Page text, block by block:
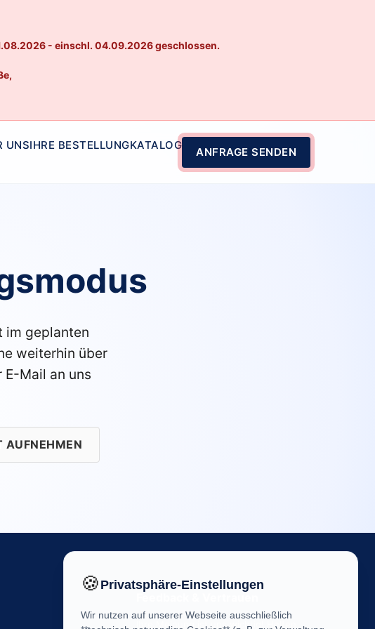
- einschl. 04.09.2026 geschlossen.
UNSIHRE BESTELLUNGKATALOG
ANFRAGE SENDEN
im geplanten
weiterhin über
Mail an uns
AUFNEHMEN
Ihre Meinung ist uns wichtig! Helfen
🍪Privatsphäre-Einstellungen
Wir nutzen auf unserer Webseite ausschließlich